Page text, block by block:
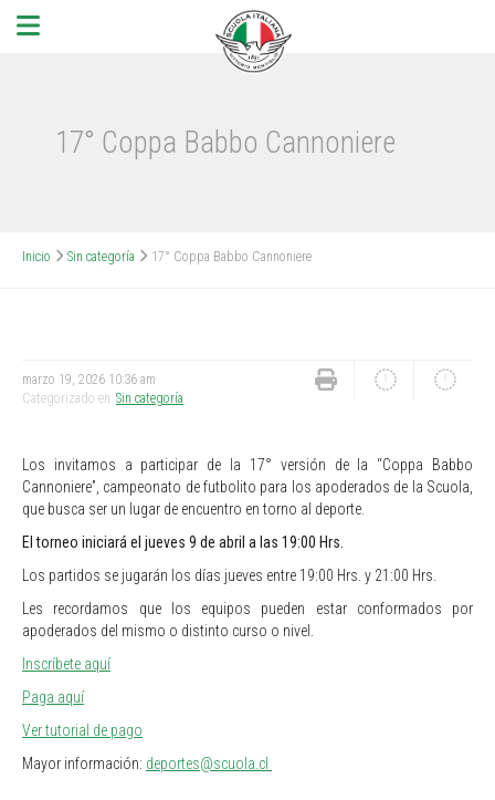
17° Coppa Babbo Cannoniere
Inicio Sin categoría 17° Coppa Babbo Cannoniere
marzo 19, 2026 10:36 am
Categorizado en: Sin categoría
Los invitamos a participar de la 17° versión de la “Coppa Babbo
Cannoniere”, campeonato de futbolito para los apoderados de la Scuola,
que busca ser un lugar de encuentro en torno al deporte.
El torneo iniciará el jueves 9 de abril a las 19:00 Hrs.
Los partidos se jugarán los días jueves entre 19:00 Hrs. y 21:00 Hrs.
Les recordamos que los equipos pueden estar conformados por
apoderados del mismo o distinto curso o nivel.
Inscríbete aquí
Paga aquí
Ver tutorial de pago
Mayor información: deportes@scuola.cl